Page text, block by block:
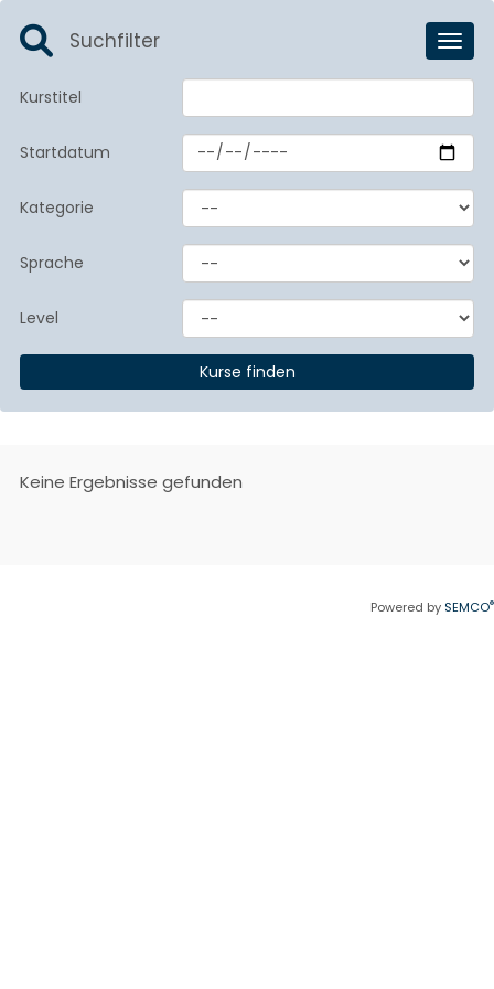
Suchfilter
Kurstitel
Startdatum
Kategorie
Sprache
Level
Keine Ergebnisse gefunden
Powered by SEMCO®